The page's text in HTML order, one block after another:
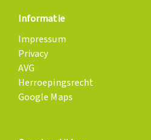
Informatie
Impressum
Privacy
AVG
Herroepingsrecht
Google Maps